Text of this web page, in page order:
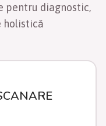
pentru diagnostic,
holistică